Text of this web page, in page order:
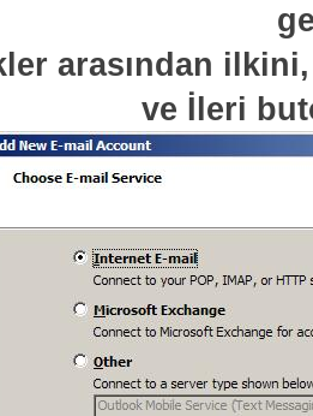
arasından
ve İleri